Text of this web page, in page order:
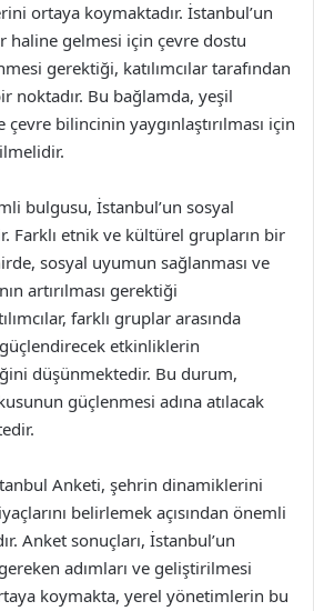
ortaya koymaktadır. İstanbul’un
gelmesi için çevre dostu
gerektiği, katılımcılar tarafından
noktadır. Bu bağlamda, yeşil
çevre bilincinin yaygınlaştırılması için
bulgusu, İstanbul’un sosyal
Farklı etnik ve kültürel grupların bir
sosyal uyumun sağlanması ve
artırılması gerektiği
farklı gruplar arasında
etkinliklerin
düşünmektedir. Bu durum,
güçlenmesi adına atılacak
Anketi, şehrin dinamiklerini
belirlemek açısından önemli
Anket sonuçları, İstanbul’un
adımları ve geliştirilmesi
koymakta, yerel yönetimlerin bu